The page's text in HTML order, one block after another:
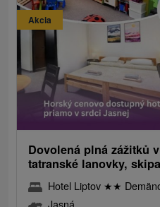
Akcia
Dovolená plná zážitků
tatranské lanovky,
Hotel Liptov ★★
Jasná